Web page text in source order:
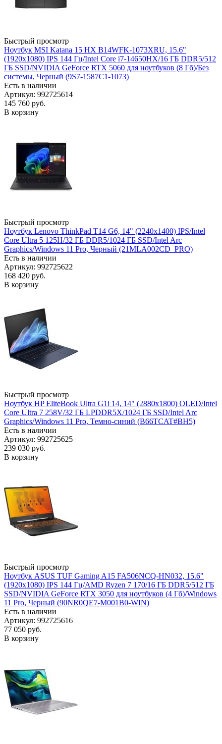
Быстрый просмотр
Ноутбук MSI Katana 15 HX B14WFK-1073XRU, 15.6"
(1920x1080) IPS 144 Гц/Intel Core i7-14650HX/16 ГБ DDR5/512
ГБ SSD/NVIDIA GeForce RTX 5060 для ноутбуков (8 Гб)/Без
системы, Черный (9S7-1587C1-1073)
Есть в наличии
Артикул: 992725614
145 760 руб.
В корзину
Быстрый просмотр
Ноутбук Lenovo ThinkPad T14 G6, 14" (2240x1400) IPS/Intel
Core Ultra 5 125H/32 ГБ DDR5/1024 ГБ SSD/Intel Arc
Graphics/Windows 11 Pro, Черный (21MLA002CD_PRO)
Есть в наличии
Артикул: 992725622
168 420 руб.
В корзину
Быстрый просмотр
Ноутбук HP EliteBook Ultra G1i 14, 14" (2880x1800) OLED/Intel
Core Ultra 7 258V/32 ГБ LPDDR5X/1024 ГБ SSD/Intel Arc
Graphics/Windows 11 Pro, Темно-синий (B66TCAT#BH5)
Есть в наличии
Артикул: 992725625
239 030 руб.
В корзину
Быстрый просмотр
Ноутбук ASUS TUF Gaming A15 FA506NCQ-HN032, 15.6"
(1920x1080) IPS 144 Гц/AMD Ryzen 7 170/16 ГБ DDR5/512 ГБ
SSD/NVIDIA GeForce RTX 3050 для ноутбуков (4 Гб)/Windows
11 Pro, Черный (90NR0QE7-M001B0-WIN)
Есть в наличии
Артикул: 992725616
77 050 руб.
В корзину